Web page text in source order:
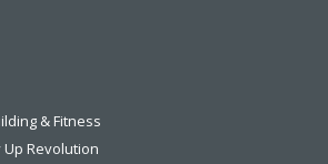
& Fitness
Revolution